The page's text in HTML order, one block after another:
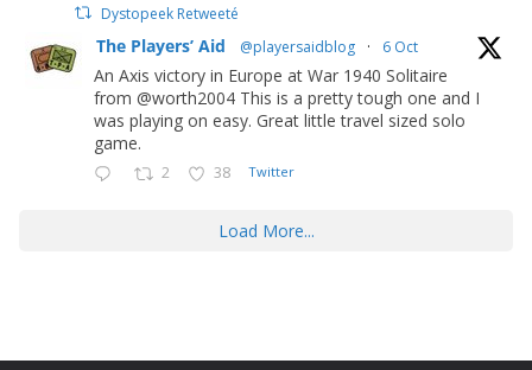
Dystopeek Retweeté
The Players’ Aid @playersaidblog · 6 Oct
An Axis victory in Europe at War 1940 Solitaire
from @worth2004 This is a pretty tough one and I
was playing on easy. Great little travel sized solo
game.
2 38 Twitter
Load More...